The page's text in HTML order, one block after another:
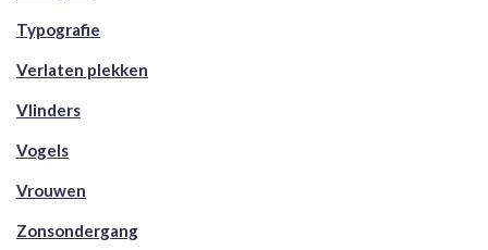
Typografie
Verlaten plekken
Vlinders
Vogels
Vrouwen
Zonsondergang